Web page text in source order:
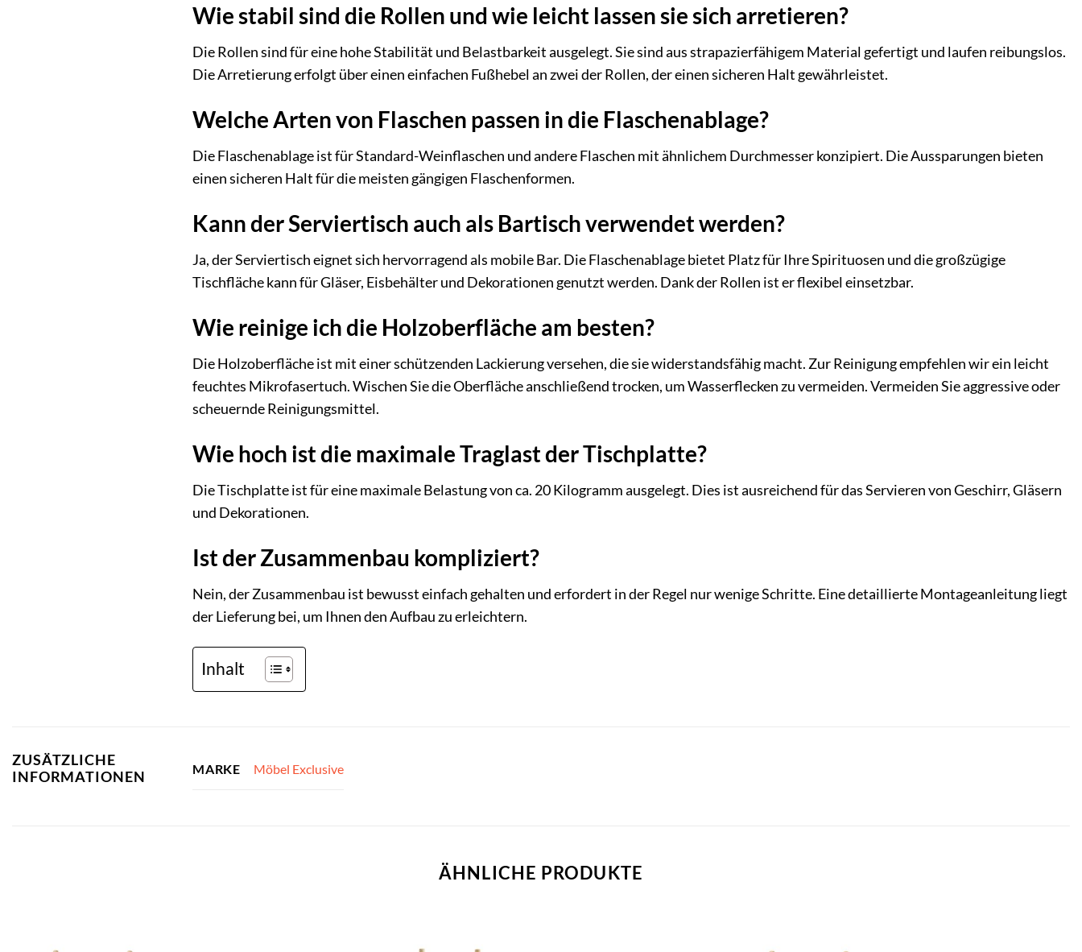
Wie stabil sind die Rollen und wie leicht lassen sie sich arretieren?
Die Rollen sind für eine hohe Stabilität und Belastbarkeit ausgelegt. Sie sind aus strapazierfähigem Material gefertigt und laufen reibungslos.
Die Arretierung erfolgt über einen einfachen Fußhebel an zwei der Rollen, der einen sicheren Halt gewährleistet.
Welche Arten von Flaschen passen in die Flaschenablage?
Die Flaschenablage ist für Standard-Weinflaschen und andere Flaschen mit ähnlichem Durchmesser konzipiert. Die Aussparungen bieten
einen sicheren Halt für die meisten gängigen Flaschenformen.
Kann der Serviertisch auch als Bartisch verwendet werden?
Ja, der Serviertisch eignet sich hervorragend als mobile Bar. Die Flaschenablage bietet Platz für Ihre Spirituosen und die großzügige
Tischfläche kann für Gläser, Eisbehälter und Dekorationen genutzt werden. Dank der Rollen ist er flexibel einsetzbar.
Wie reinige ich die Holzoberfläche am besten?
Die Holzoberfläche ist mit einer schützenden Lackierung versehen, die sie widerstandsfähig macht. Zur Reinigung empfehlen wir ein leicht
feuchtes Mikrofasertuch. Wischen Sie die Oberfläche anschließend trocken, um Wasserflecken zu vermeiden. Vermeiden Sie aggressive oder
scheuernde Reinigungsmittel.
Wie hoch ist die maximale Traglast der Tischplatte?
Die Tischplatte ist für eine maximale Belastung von ca. 20 Kilogramm ausgelegt. Dies ist ausreichend für das Servieren von Geschirr, Gläsern
und Dekorationen.
Ist der Zusammenbau kompliziert?
Nein, der Zusammenbau ist bewusst einfach gehalten und erfordert in der Regel nur wenige Schritte. Eine detaillierte Montageanleitung liegt
der Lieferung bei, um Ihnen den Aufbau zu erleichtern.
Inhalt
ZUSÄTZLICHE
INFORMATIONEN
MARKE Möbel Exclusive
ÄHNLICHE PRODUKTE